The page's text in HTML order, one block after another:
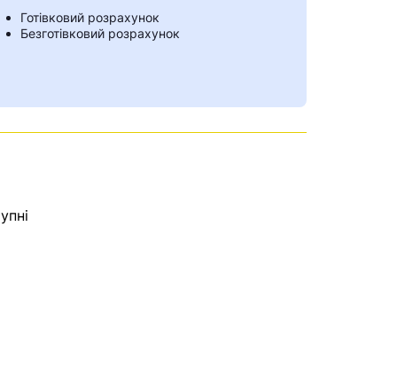
Готівковий розрахунок
Безготівковий розрахунок